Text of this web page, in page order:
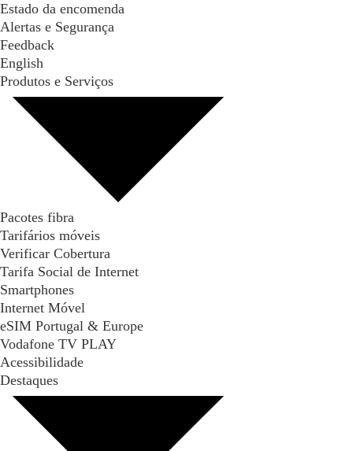
Estado da encomenda
Alertas e Segurança
Feedback
English
Produtos e Serviços
Pacotes fibra
Tarifários móveis
Verificar Cobertura
Tarifa Social de Internet
Smartphones
Internet Móvel
eSIM Portugal & Europe
Vodafone TV PLAY
Acessibilidade
Destaques